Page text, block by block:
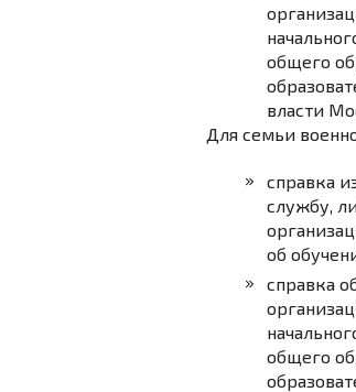
общего
власти
Для семьи
справка
службу,
об
справка
общего